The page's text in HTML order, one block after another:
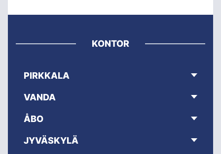
KONTOR
PIRKKALA
VANDA
ÅBO
JYVÄSKYLÄ